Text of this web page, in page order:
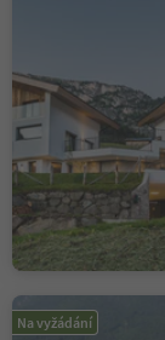
Na vyžádání